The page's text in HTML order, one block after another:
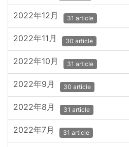
2022年12月 31 article
2022年11月 30 article
2022年10月 31 article
2022年9月 30 article
2022年8月 31 article
2022年7月 31 article